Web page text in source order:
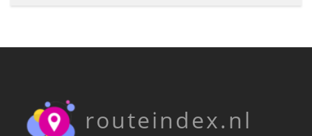
routeindex.nl